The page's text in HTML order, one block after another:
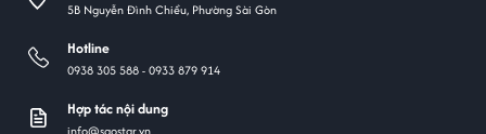
5B Nguyễn Đình Chiểu, Phường Sài Gòn
Hotline
0938 305 588 -0933 879 914
Hợp tác nội dung